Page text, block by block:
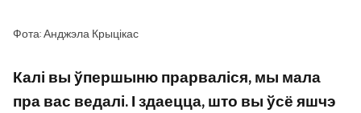
Фота: Анджэла Крыцікас
Калі вы ўпершыню прарваліся, мы мала
пра вас ведалі. І здаецца, што вы ўсё яшчэ